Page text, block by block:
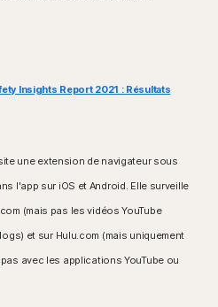
Insights Report 2021 : Résultats
une extension de navigateur sous
l'app sur iOS et Android. Elle surveille
(mais pas les vidéos YouTube
et sur Hulu.com (mais uniquement
avec les applications YouTube ou